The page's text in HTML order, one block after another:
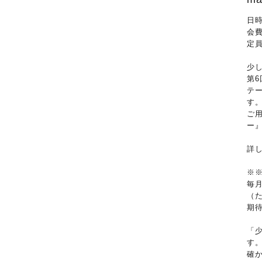
日
会
定
少
第6
テ
す
ご
ー
詳
毎
（
期
「
す
確